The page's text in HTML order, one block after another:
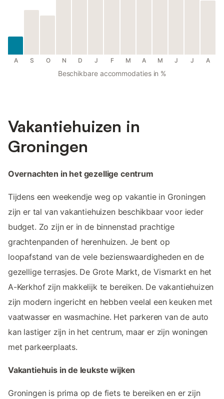
A S O N D J F M A M J J A
Beschikbare accommodaties in %
Vakantiehuizen in
Groningen
Overnachten in het gezellige centrum
Tijdens een weekendje weg op vakantie in Groningen
zijn er tal van vakantiehuizen beschikbaar voor ieder
budget. Zo zijn er in de binnenstad prachtige
grachtenpanden of herenhuizen. Je bent op
loopafstand van de vele bezienswaardigheden en de
gezellige terrasjes. De Grote Markt, de Vismarkt en het
A-Kerkhof zijn makkelijk te bereiken. De vakantiehuizen
zijn modern ingericht en hebben veelal een keuken met
vaatwasser en wasmachine. Het parkeren van de auto
kan lastiger zijn in het centrum, maar er zijn woningen
met parkeerplaats.
Vakantiehuis in de leukste wijken
Groningen is prima op de fiets te bereiken en er zijn